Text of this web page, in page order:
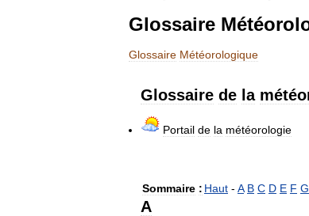
Glossaire
Glossaire Météorologique
Glossaire de la
Portail de la météorologie
Sommaire : Haut - A B C D E F G
A